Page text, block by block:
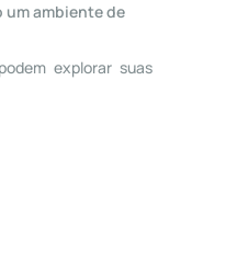
um ambiente de
explorar suas